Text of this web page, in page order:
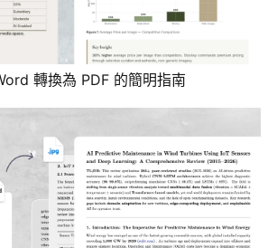
轉換為 PDF 的簡明指南